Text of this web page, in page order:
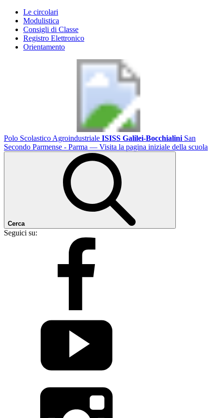
Le circolari
Modulistica
Consigli di Classe
Registro Elettronico
Orientamento
Polo Scolastico Agroindustriale ISISS Galilei-Bocchialini San
Secondo Parmense - Parma — Visita la pagina iniziale della scuola
Cerca
Seguici su: